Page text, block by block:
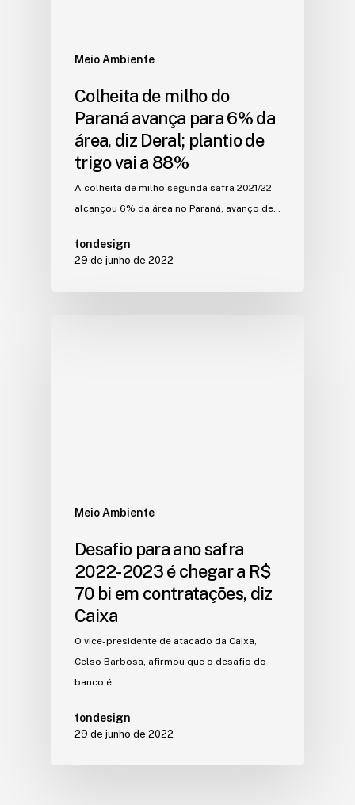
Meio Ambiente
Colheita de milho do
Paraná avança para 6% da
área, diz Deral; plantio de
trigo vai a 88%
A colheita de milho segunda safra 2021/22
alcançou 6% da área no Paraná, avanço de…
tondesign
29 de junho de 2022
Meio Ambiente
Desafio para ano safra
2022-2023 é chegar a R$
70 bi em contratações, diz
Caixa
O vice-presidente de atacado da Caixa,
Celso Barbosa, afirmou que o desafio do
banco é…
tondesign
29 de junho de 2022